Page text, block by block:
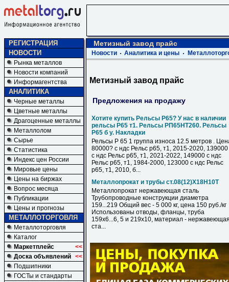
РЕГИСТРАЦИЯ
НОВОСТИ
Рынка металлов
Новости компаний
Информагентства
АНАЛИТИКА
Черные металлы
Цветные металлы
Драгоценные металлы
Металлолом
Сырье
Статистика
Индекс цен России
Мировые цены
Цены на биржах
Вопрос месяца
Публикации
Цены и прогнозы
МЕТАЛЛОТОРГОВЛЯ
Металлоторговля
Каталог
Маркетплейс
<<
Доска объявлений <<
Подшипники
ГОСТы и стандарты
Метизный завод прайс
Новости Аналитика и цены
Метизный завод прайс
Предложения на продажу
Хотите купить Рельсы Р65? У нас в наличии
рельсы Р65 т1. Рельсы РП65НТ260. Рельсы
Р65 б у. Накладки
Рельсы Р 65 1 группа износа 12.5 метров .
80000? с ндс Рельс р65, т1, 2015-2020, 139000
с ндс Рельс р65, т1, 2021-2022, 149000 с ндс
Рельс р65, т1, 1984-2000, 123000 с ндс Рельс
р65, т1, 2010, б...
Металлопрокат и трубы ст.08(12)Х18Н10Т
Металлопрокат нержавеющая сталь
Трубопроводные конструкции диаметра
159...219 Общий вес - 5 000 кг, цена 150 руб./кг
Использованы отводы, фланцы, труба
159х6...6, 5 и 219х10, материал -
ста...